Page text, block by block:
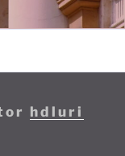
hdluri